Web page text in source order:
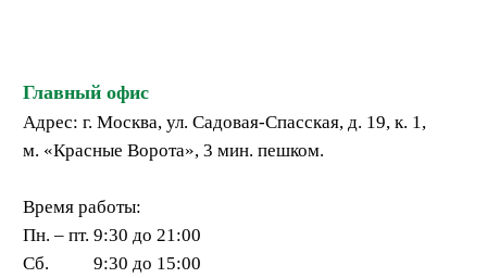
Главный офис
Адрес: г. Москва, ул. Садовая-Спасская, д. 19, к. 1,
м. «Красные Ворота», 3 мин. пешком.
Время работы:
Пн. – пт. 9:30 до 21:00
Сб.
9:30 до 15:00